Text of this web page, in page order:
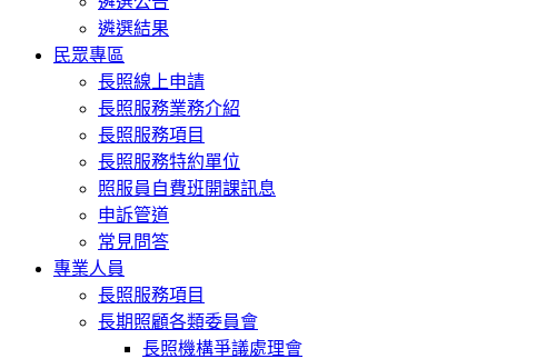
遴選結果
民眾專區
長照線上申請
長照服務業務介紹
長照服務項目
長照服務特約單位
照服員自費班開課訊息
申訴管道
常見問答
專業人員
長照服務項目
長期照顧各類委員會
長照機構爭議處理會